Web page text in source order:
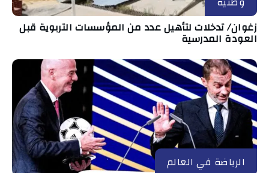
زغوان/ تدخلات لتأهيل عدد من المؤسسات التربوية قبل
العودة المدرسية
الرياضة في العالم